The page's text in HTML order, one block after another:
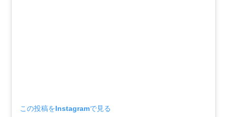
この投稿をInstagramで見る